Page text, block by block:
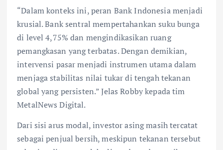
“Dalam konteks ini, peran Bank Indonesia menjadi
krusial. Bank sentral mempertahankan suku bunga
di level 4,75% dan mengindikasikan ruang
pemangkasan yang terbatas. Dengan demikian,
intervensi pasar menjadi instrumen utama dalam
menjaga stabilitas nilai tukar di tengah tekanan
global yang persisten.” Jelas Robby kepada tim
MetalNews Digital.
Dari sisi arus modal, investor asing masih tercatat
sebagai penjual bersih, meskipun tekanan tersebut